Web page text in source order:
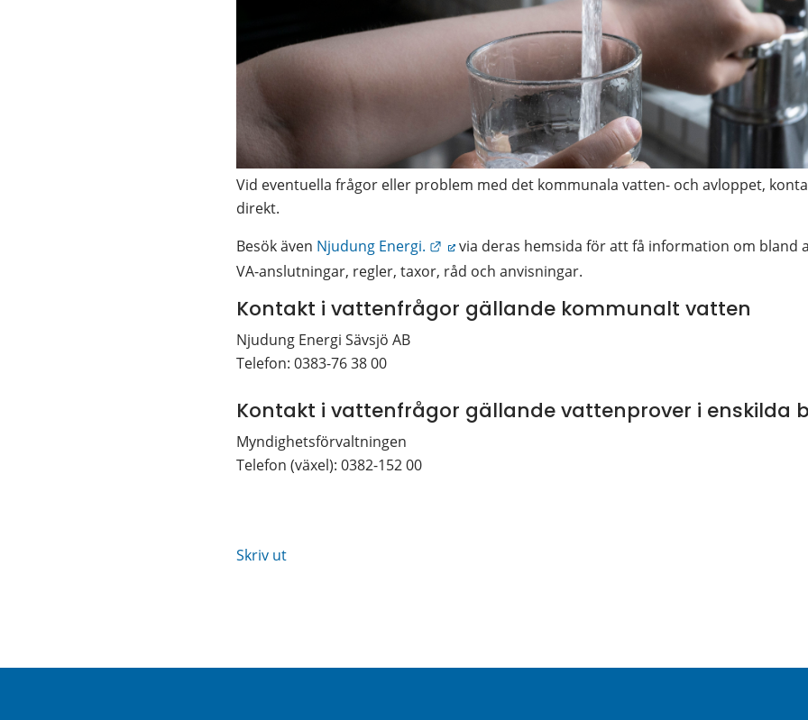
Vid eventuella frågor eller problem med det kommunala vatten- och avloppet,
direkt.
Besök även Njudung Energi. Länk till annan webbplats.
via deras hemsida för att få information om bland
VA-anslutningar, regler, taxor, råd och anvisningar.
Kontakt i vattenfrågor gällande kommunalt vatten
Njudung Energi Sävsjö AB­
Telefon: 0383-76 38 00
Kontakt i vattenfrågor gällande vattenprover i enskilda
Myndighetsförvaltningen
Telefon (växel): 0382-152 00
Skriv ut